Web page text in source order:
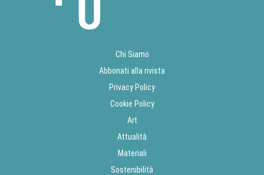
Chi Siamo
Abbonati alla rivista
Privacy Policy
Cookie Policy
Art
Attualità
Materiali
Sostenibilità